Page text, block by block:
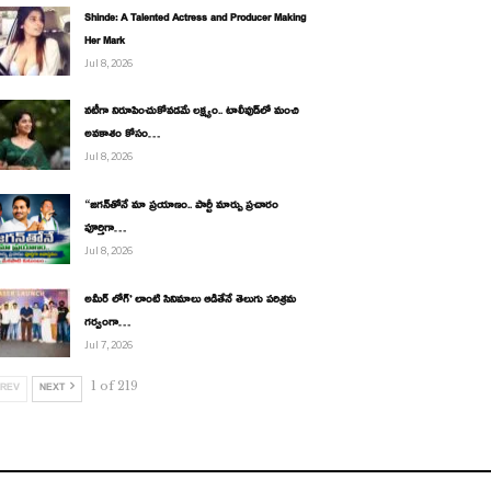
Shinde: A Talented Actress and Producer Making
Her Mark
Jul 8, 2026
నటీగా నిరూపించుకోవడమే లక్ష్యం.. టాలీవుడ్‌లో మంచి
అవకాశం కోసం…
Jul 8, 2026
“జగన్‌తోనే మా ప్రయాణం.. పార్టీ మార్పు ప్రచారం
పూర్తిగా…
Jul 8, 2026
అమీర్ లోగ్’ లాంటి సినిమాలు ఆడితేనే తెలుగు పరిశ్రమ
గర్వంగా…
Jul 7, 2026
NEXT 1 of 219